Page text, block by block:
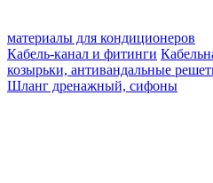
материалы для кондиционеров
Кабель-канал и фитинги
козырьки, антивандальные
Шланг дренажный, сифоны